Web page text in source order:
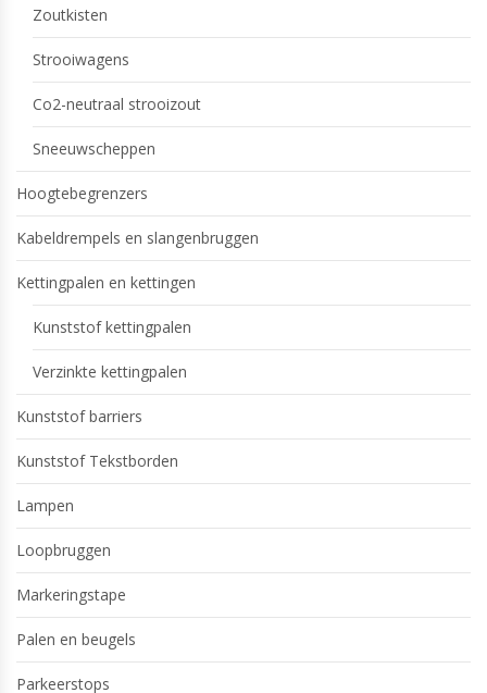
Zoutkisten
Strooiwagens
Co2-neutraal strooizout
Sneeuwscheppen
Hoogtebegrenzers
Kabeldrempels en slangenbruggen
Kettingpalen en kettingen
Kunststof kettingpalen
Verzinkte kettingpalen
Kunststof barriers
Kunststof Tekstborden
Lampen
Loopbruggen
Markeringstape
Palen en beugels
Parkeerstops